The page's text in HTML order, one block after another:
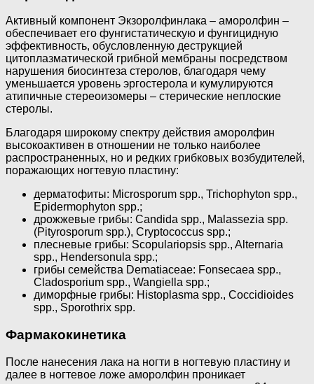
Активный компонент Экзоролфинлака – аморолфин –
обеспечивает его фунгистатическую и фунгицидную
эффективность, обусловленную деструкцией
цитоплазматической грибной мембраны посредством
нарушения биосинтеза стеролов, благодаря чему
уменьшается уровень эргостерола и кумулируются
атипичные стереоизомеры – стерические неплоские
стеролы.
Благодаря широкому спектру действия аморолфин
высокоактивен в отношении не только наиболее
распространенных, но и редких грибковых возбудителей,
поражающих ногтевую пластину:
дерматофиты: Microsporum spp., Trichophyton spp.,
Epidermophyton spp.;
дрожжевые грибы: Candida spp., Malassezia spp.
(Pityrosporum spp.), Cryptococcus spp.;
плесневые грибы: Scopulariopsis spp., Alternaria
spp., Hendersonula spp.;
грибы семейства Dematiaceae: Fonsecaea spp.,
Cladosporium spp., Wangiella spp.;
диморфные грибы: Histoplasma spp., Coccidioides
spp., Sporothrix spp.
Фармакокинетика
После нанесения лака на ногти в ногтевую пластину и
далее в ногтевое ложе аморолфин проникает